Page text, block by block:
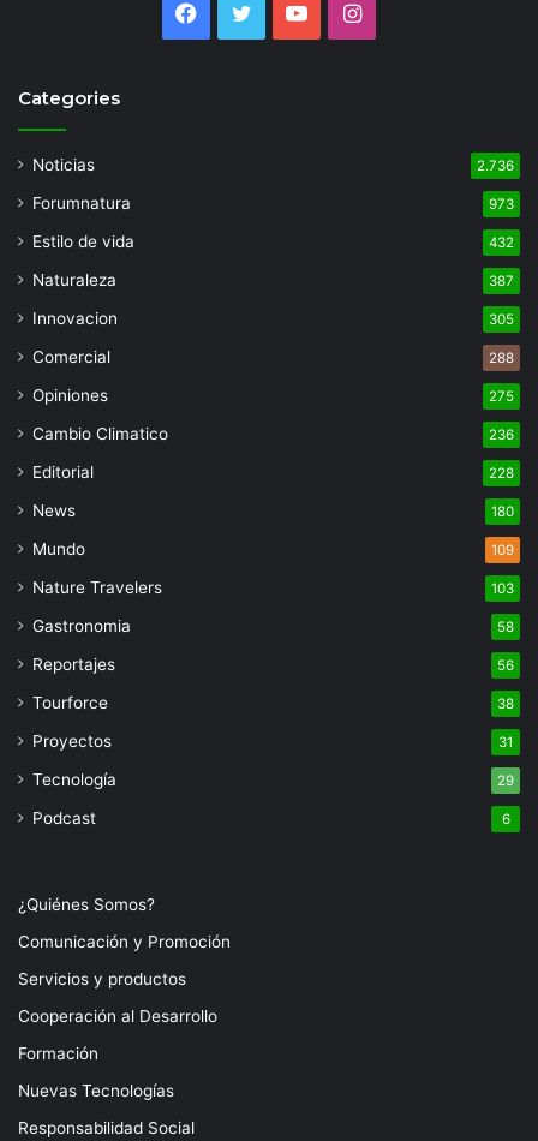
Facebook
TwitterYouTubeInstagram
Categories
Noticias 2.736
Forumnatura 973
Estilo de vida 432
Naturaleza 387
Innovacion 305
Comercial 288
Opiniones 275
Cambio Climatico 236
Editorial 228
News 180
Mundo 109
Nature Travelers 103
Gastronomia 58
Reportajes 56
Tourforce 38
Proyectos 31
Tecnología 29
Podcast 6
¿Quiénes Somos?
Comunicación y Promoción
Servicios y productos
Cooperación al Desarrollo
Formación
Nuevas Tecnologías
Responsabilidad Social